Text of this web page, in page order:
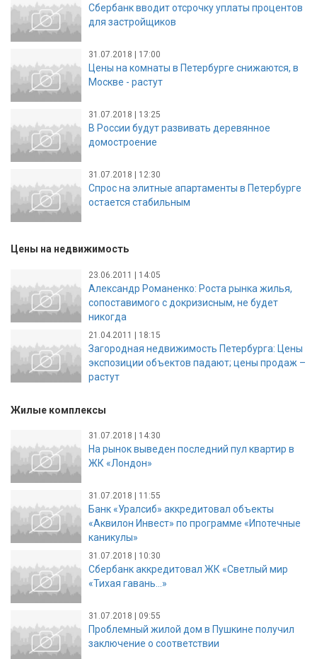
Сбербанк вводит отсрочку уплаты процентов
для застройщиков
31.07.2018 | 17:00
Цены на комнаты в Петербурге снижаются, в
Москве - растут
31.07.2018 | 13:25
В России будут развивать деревянное
домостроение
31.07.2018 | 12:30
Спрос на элитные апартаменты в Петербурге
остается стабильным
Цены на недвижимость
23.06.2011 | 14:05
Александр Романенко: Роста рынка жилья,
сопоставимого с докризисным, не будет
никогда
21.04.2011 | 18:15
Загородная недвижимость Петербурга: Цены
экспозиции объектов падают; цены продаж –
растут
Жилые комплексы
31.07.2018 | 14:30
На рынок выведен последний пул квартир в
ЖК «Лондон»
31.07.2018 | 11:55
Банк «Уралсиб» аккредитовал объекты
«Аквилон Инвест» по программе «Ипотечные
каникулы»
31.07.2018 | 10:30
Сбербанк аккредитовал ЖК «Светлый мир
«Тихая гавань…»
31.07.2018 | 09:55
Проблемный жилой дом в Пушкине получил
заключение о соответствии